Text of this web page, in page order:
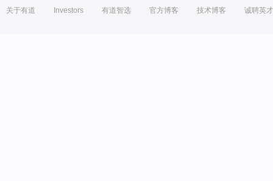
关于有道 Investors 有道智选 官方博客 技术博客 诚聘英才